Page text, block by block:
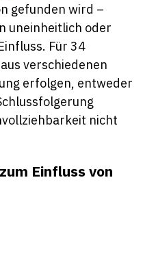
gefunden wird –
uneinheitlich oder
Für 34
verschiedenen
erfolgen, entweder
nicht
Einfluss von